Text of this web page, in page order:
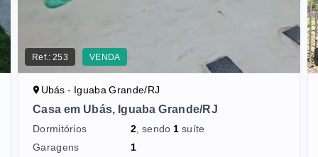
Ref.:253 VENDA
Ubás - Iguaba Grande/RJ
Casa em Ubás, Iguaba Grande/RJ
Dormitórios 2 , sendo 1 suíte
Garagens
1